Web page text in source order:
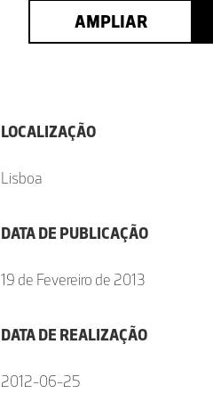
AMPLIAR
LOCALIZAÇÃO
Lisboa
DATA DE PUBLICAÇÃO
19 de Fevereiro de 2013
DATA DE REALIZAÇÃO
2012-06-25